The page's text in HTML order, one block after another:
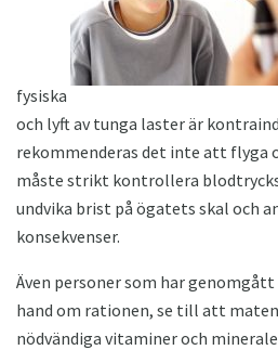
fysiska
och lyft av tunga laster är
rekommenderas det inte att flyga
måste strikt kontrollera
undvika brist på ögatets skal och
konsekvenser.
Även personer som har
hand om rationen, se till att
nödvändiga vitaminer och